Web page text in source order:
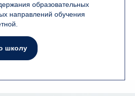
образовательных
направлений обучения
школу